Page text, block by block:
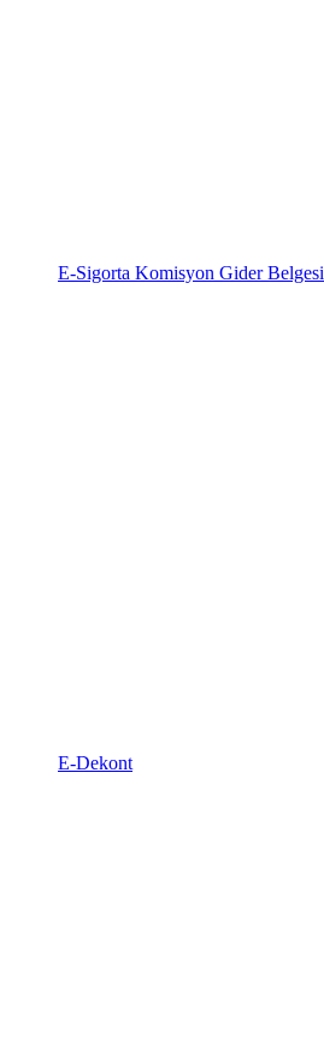
E-Sigorta Komisyon Gider Belgesi
E-Dekont